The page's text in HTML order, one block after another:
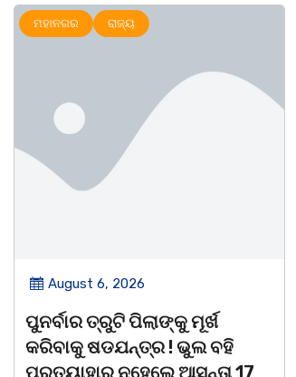
ମହାନଗର ରାଜ୍ୟ
August 6, 2026
ପୁନର୍ବାର ତ୍ରୁଟି ପିଲାଙ୍କୁ ମୂର୍ଖ
କରିବାକୁ ଷଡଯନ୍ତ୍ର ! ଭୁଲ ବହି